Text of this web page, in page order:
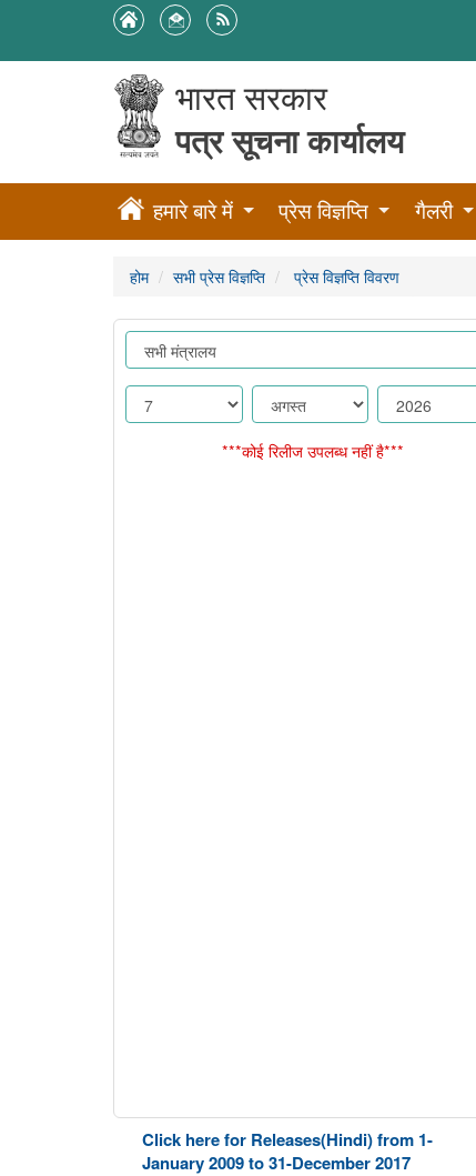
भारत सरकार
पत्र सूचना कार्यालय
हमारे बारे में प्रेस विज्ञप्ति गैलरी
होम सभी प्रेस विज्ञप्ति प्रेस विज्ञप्ति विवरण
***कोई रिलीज उपलब्ध नहीं है***
Click here for Releases(Hindi) from 1-
January 2009 to 31-December 2017